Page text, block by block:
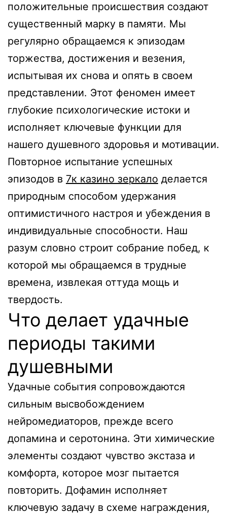
положительные происшествия создают
существенный марку в памяти. Мы
регулярно обращаемся к эпизодам
торжества, достижения и везения,
испытывая их снова и опять в своем
представлении. Этот феномен имеет
глубокие психологические истоки и
исполняет ключевые функции для
нашего душевного здоровья и мотивации.
Повторное испытание успешных
эпизодов в 7к казино зеркало делается
природным способом удержания
оптимистичного настроя и убеждения в
индивидуальные способности. Наш
разум словно строит собрание побед, к
которой мы обращаемся в трудные
времена, извлекая оттуда мощь и
твердость.
Что делает удачные
периоды такими
душевными
Удачные события сопровождаются
сильным высвобождением
нейромедиаторов, прежде всего
допамина и серотонина. Эти химические
элементы создают чувство экстаза и
комфорта, которое мозг пытается
повторить. Дофамин исполняет
ключевую задачу в схеме награждения,